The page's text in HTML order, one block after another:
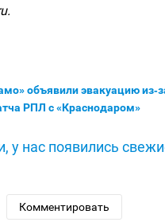
объявили эвакуацию
РПЛ с «Краснодаром»
у нас появились
Комментировать